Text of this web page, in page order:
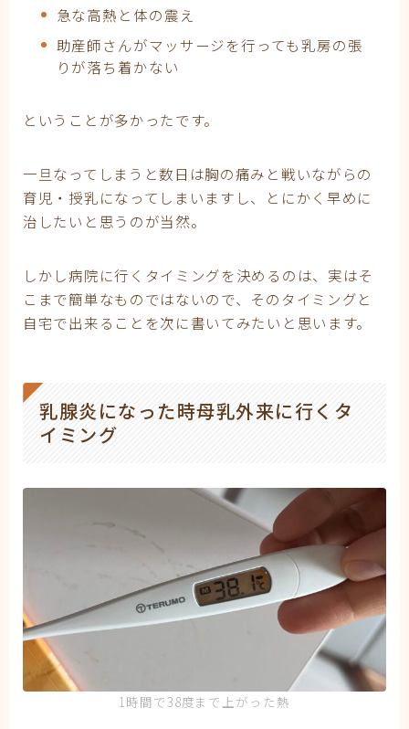
急な高熱と体の震え
助産師さんがマッサージを行っても乳房の張
りが落ち着かない
ということが多かったです。
一旦なってしまうと数日は胸の痛みと戦いながらの
育児・授乳になってしまいますし、とにかく早めに
治したいと思うのが当然。
しかし病院に行くタイミングを決めるのは、実はそ
こまで簡単なものではないので、そのタイミングと
自宅で出来ることを次に書いてみたいと思います。
乳腺炎になった時母乳外来に行くタ
イミング
1時間で38度まで上がった熱